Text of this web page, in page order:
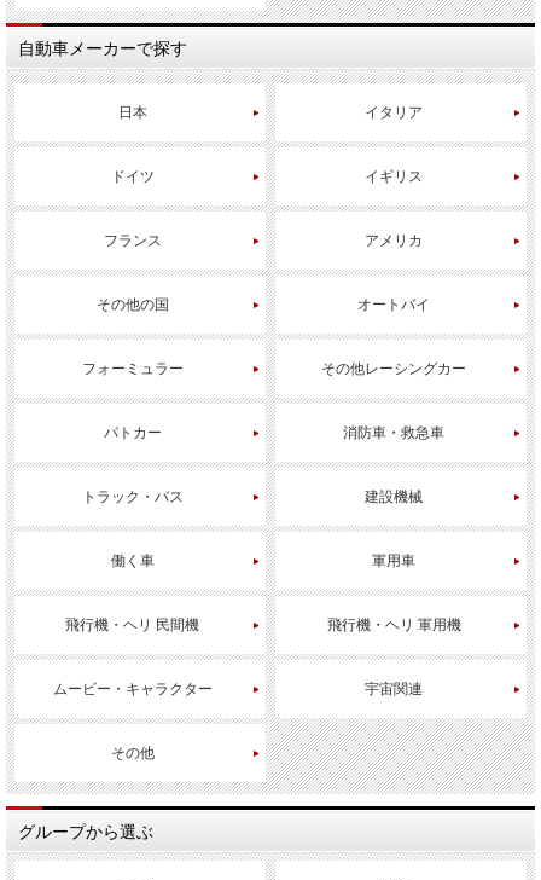
自動車メーカーで探す
日本 イタリア
ドイツ イギリス
フランス アメリカ
その他の国 オートバイ
フォーミュラー その他レーシングカー
パトカー 消防車・救急車
トラック・バス 建設機械
働く車 軍用車
飛行機・ヘリ 民間機 飛行機・ヘリ 軍用機
ムービー・キャラクター 宇宙関連
その他
グループから選ぶ